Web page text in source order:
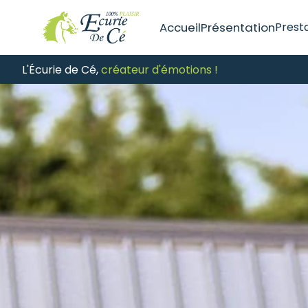
L'Écurie de Cé,créateur d'émotions !
AccueilPrésentation
Les
Les